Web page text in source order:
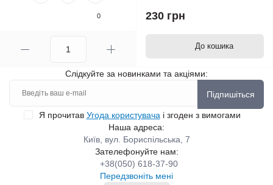
0 230 грн
До кошика
Слідкуйте за новинками та акціями:
Підпишіться
Я прочитав Угода користувача і згоден з вимогами
Наша адреса:
Київ, вул. Бориспільська, 7
Зателефонуйте нам:
+38(050) 618-37-90
Передзвоніть мені